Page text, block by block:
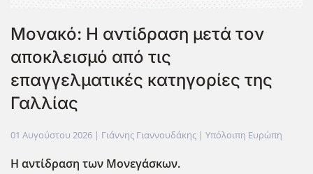
Μονακό: Η αντίδραση μετά τον
αποκλεισμό από τις
επαγγελματικές κατηγορίες της
Γαλλίας
01 Αυγούστου 2026 | Γιάννης Γιαννουδάκης | Υπόλοιπη Ευρώπη
Η αντίδραση των Μονεγάσκων.